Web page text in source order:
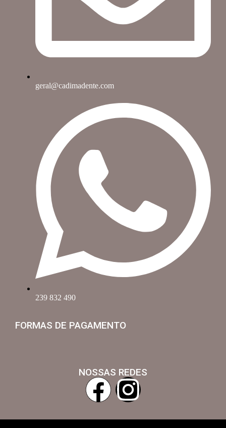
geral@cadimadente.com
239 832 490
FORMAS DE PAGAMENTO
NOSSAS REDES